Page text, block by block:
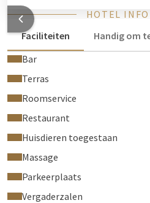
HOTEL
Faciliteiten
Handig om
Bar
Terras
Roomservice
Restaurant
Huisdieren toegestaan
Massage
Parkeerplaats
Vergaderzalen